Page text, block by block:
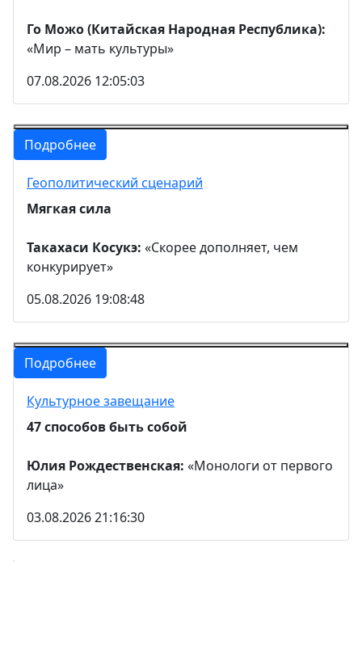
Го Можо (Китайская Народная Республика):
«Мир – мать культуры»
07.08.2026 12:05:03
Подробнее
Геополитический сценарий
Мягкая сила
Такахаси Косукэ: «Скорее дополняет, чем
конкурирует»
05.08.2026 19:08:48
Подробнее
Культурное завещание
47 способов быть собой
Юлия Рождественская: «Монологи от первого
лица»
03.08.2026 21:16:30